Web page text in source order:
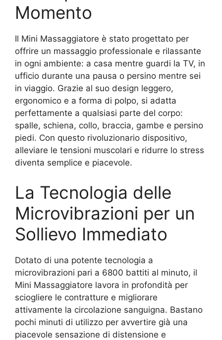
Momento
Il Mini Massaggiatore è stato progettato per
offrire un massaggio professionale e rilassante
in ogni ambiente: a casa mentre guardi la TV, in
ufficio durante una pausa o persino mentre sei
in viaggio. Grazie al suo design leggero,
ergonomico e a forma di polpo, si adatta
perfettamente a qualsiasi parte del corpo:
spalle, schiena, collo, braccia, gambe e persino
piedi. Con questo rivoluzionario dispositivo,
alleviare le tensioni muscolari e ridurre lo stress
diventa semplice e piacevole.
La Tecnologia delle
Microvibrazioni per un
Sollievo Immediato
Dotato di una potente tecnologia a
microvibrazioni pari a 6800 battiti al minuto, il
Mini Massaggiatore lavora in profondità per
sciogliere le contratture e migliorare
attivamente la circolazione sanguigna. Bastano
pochi minuti di utilizzo per avvertire già una
piacevole sensazione di distensione e